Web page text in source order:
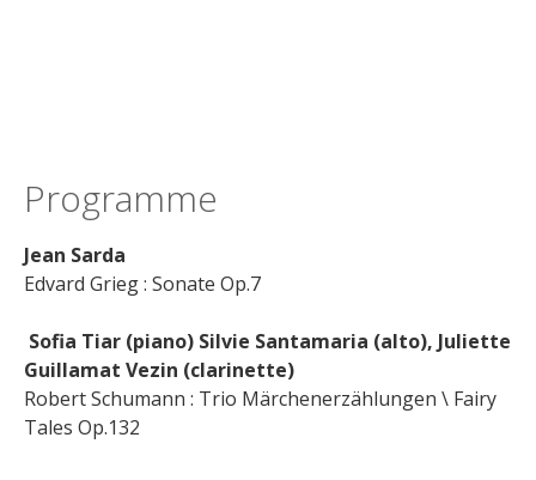
Programme
Jean Sarda
Edvard Grieg : Sonate Op.7
Sofia Tiar (piano) Silvie Santamaria (alto), Juliette
Guillamat Vezin (clarinette)
Robert Schumann : Trio Märchenerzählungen \ Fairy
Tales Op.132